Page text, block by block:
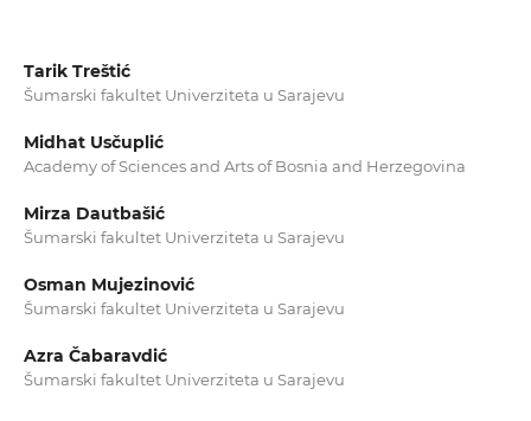
Tarik Treštić
Šumarski fakultet Univerziteta u Sarajevu
Midhat Usčuplić
Academy of Sciences and Arts of Bosnia and Herzegovina
Mirza Dautbašić
Šumarski fakultet Univerziteta u Sarajevu
Osman Mujezinović
Šumarski fakultet Univerziteta u Sarajevu
Azra Čabaravdić
Šumarski fakultet Univerziteta u Sarajevu